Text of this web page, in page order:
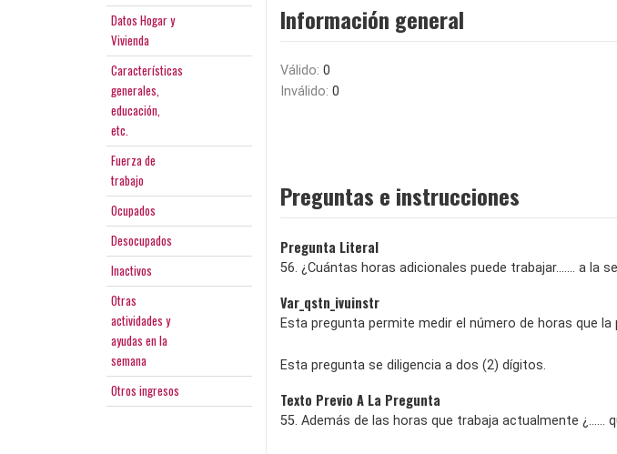
Datos Hogar y
Vivienda
Características
generales,
educación,
etc.
Fuerza de
trabajo
Ocupados
Desocupados
Inactivos
Otras
actividades y
ayudas en la
semana
Otros ingresos
Información general
Válido: 0
Inválido: 0
Preguntas e instrucciones
Pregunta Literal
56. ¿Cuántas horas adicionales puede trabajar....... a la
Var_qstn_ivuinstr
Esta pregunta permite medir el número de horas que
Esta pregunta se diligencia a dos (2) dígitos.
Texto Previo A La Pregunta
55. Además de las horas que trabaja actualmente ¿......